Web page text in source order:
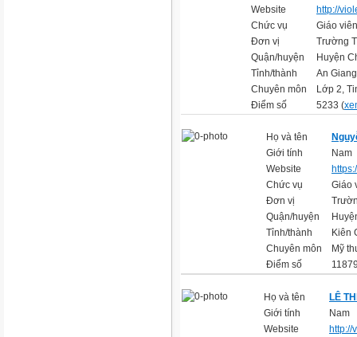
Website
http://
Chức vụ
Giáo
Đơn vị
Trường
Quận/huyện
Huyện
Tỉnh/thành
An Giang
Chuyên môn
Lớp 2,
Điểm số
5233 (
Họ và tên
Giới tính
Nam
Website
Chức vụ
Giáo
Đơn vị
Quận/huyện
Tỉnh/thành
Kiên
Chuyên môn
Mỹ
Điểm số
Họ và tên
LÊ
Giới tính
Nam
Website
http://